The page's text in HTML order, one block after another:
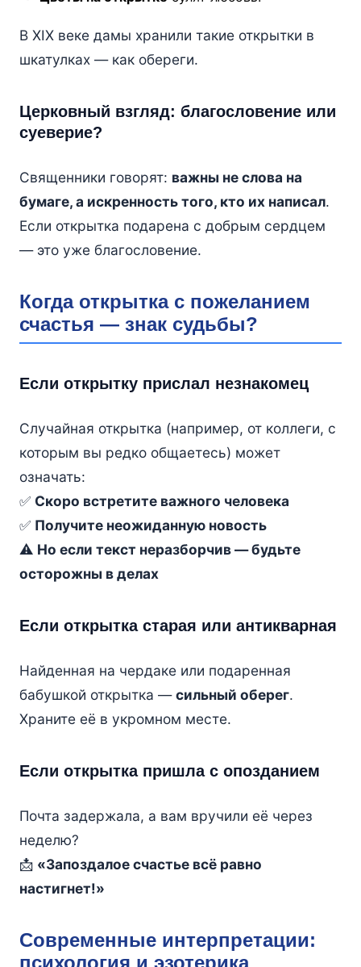
В XIX веке дамы хранили такие открытки в
шкатулках — как обереги.
Церковный взгляд: благословение или
суеверие?
Священники говорят: важны не слова на
бумаге, а искренность того, кто их написал.
Если открытка подарена с добрым сердцем
— это уже благословение.
Когда открытка с пожеланием
счастья — знак судьбы?
Если открытку прислал незнакомец
Случайная открытка (например, от коллеги, с
которым вы редко общаетесь) может
означать:
✅ Скоро встретите важного человека
✅ Получите неожиданную новость
⚠️ Но если текст неразборчив — будьте
осторожны в делах
Если открытка старая или антикварная
Найденная на чердаке или подаренная
бабушкой открытка —сильный оберег.
Храните её в укромном месте.
Если открытка пришла с опозданием
Почта задержала, а вам вручили её через
неделю?
📩 «Запоздалое счастье всё равно
настигнет!»
Современные интерпретации:
психология и эзотерика